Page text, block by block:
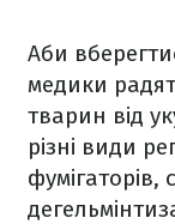
Аби
медики
тварин від
різні види